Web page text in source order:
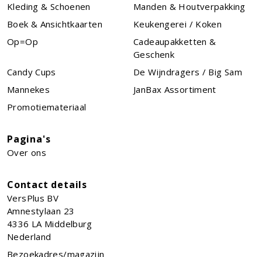
Kleding & Schoenen
Manden & Houtverpakking
Boek & Ansichtkaarten
Keukengerei / Koken
Op=Op
Cadeaupakketten &
Geschenk
Candy Cups
De Wijndragers / Big Sam
Mannekes
JanBax Assortiment
Promotiemateriaal
Pagina's
Over ons
Contact details
VersPlus BV
Amnestylaan 23
4336 LA Middelburg
Nederland
Bezoekadres/magazijn